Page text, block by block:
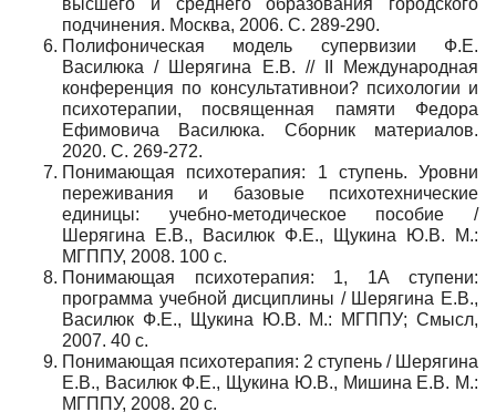
подчинения. Москва, 2006. С. 289-290.
Полифоническая модель супервизии Ф.Е.
Василюка / Шерягина Е.В. // II Международная
конференция по консультативнои? психологии и
психотерапии, посвященная памяти Федора
Ефимовича Василюка. Cборник материалов.
2020. С. 269-272.
Понимающая психотерапия: 1 ступень. Уровни
переживания и базовые психотехнические
единицы: учебно-методическое пособие /
Шерягина Е.В., Василюк Ф.Е., Щукина Ю.В. М.:
МГППУ, 2008. 100 с.
Понимающая психотерапия: 1, 1А ступени:
программа учебной дисциплины / Шерягина Е.В.,
Василюк Ф.Е., Щукина Ю.В. М.: МГППУ; Смысл,
2007. 40 с.
Понимающая психотерапия: 2 ступень / Шерягина
Е.В., Василюк Ф.Е., Щукина Ю.В., Мишина Е.В. М.:
МГППУ, 2008. 20 с.